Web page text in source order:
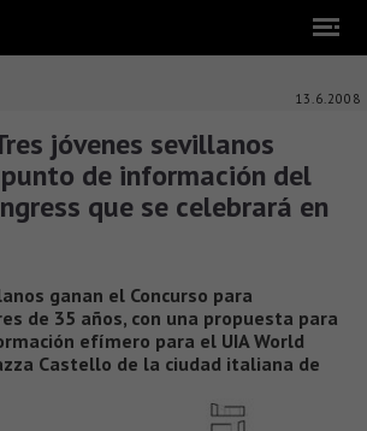
13.6.2008
jóvenes sevillanos
de información del
que se celebrará en
ganan el Concurso para
de 35 años, con una propuesta para
efímero para el UIA World
Castello de la ciudad italiana de